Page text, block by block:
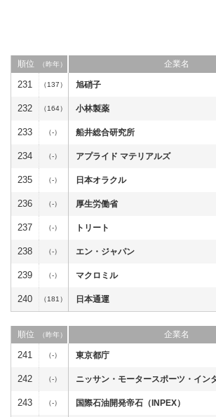
順位 （昨年） 企業名
231 （137） 旭硝子
232 （164） 小林製薬
233 （-） 船井総合研究所
234 （-） アプライド マテリアルズ
235 （-） 日本オラクル
236 （-） 厚生労働省
237 （-） トリート
238 （-） エン・ジャパン
239 （-） マクロミル
240 （181） 日本通運
順位 （昨年） 企業名
241 （-） 東京都庁
242 （-） ニッサン・モータースポーツ・イン
243 （-） 国際石油開発帝石（INPEX）